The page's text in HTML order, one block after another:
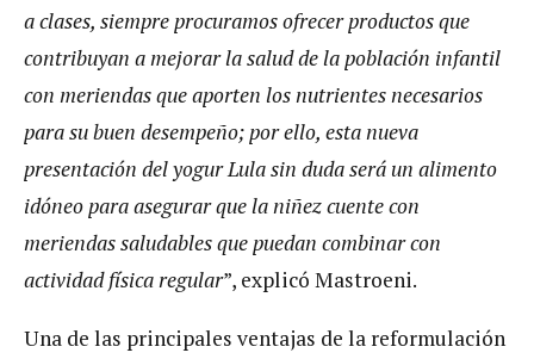
a clases, siempre procuramos ofrecer productos que
contribuyan a mejorar la salud de la población infantil
con meriendas que aporten los nutrientes necesarios
para su buen desempeño; por ello, esta nueva
presentación del yogur Lula sin duda será un alimento
idóneo para asegurar que la niñez cuente con
meriendas saludables que puedan combinar con
actividad física regular”, explicó Mastroeni.
Una de las principales ventajas de la reformulación